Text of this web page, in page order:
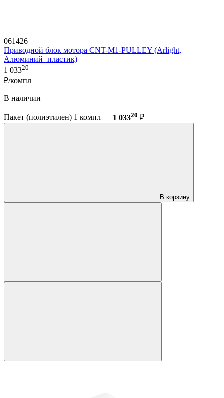
061426
Приводной блок мотора CNT-M1-PULLEY (Arlight,
Алюминий+пластик)
1 03320
₽/компл
В наличии
Пакет (полиэтилен) 1 компл — 1 03320 ₽
В корзину